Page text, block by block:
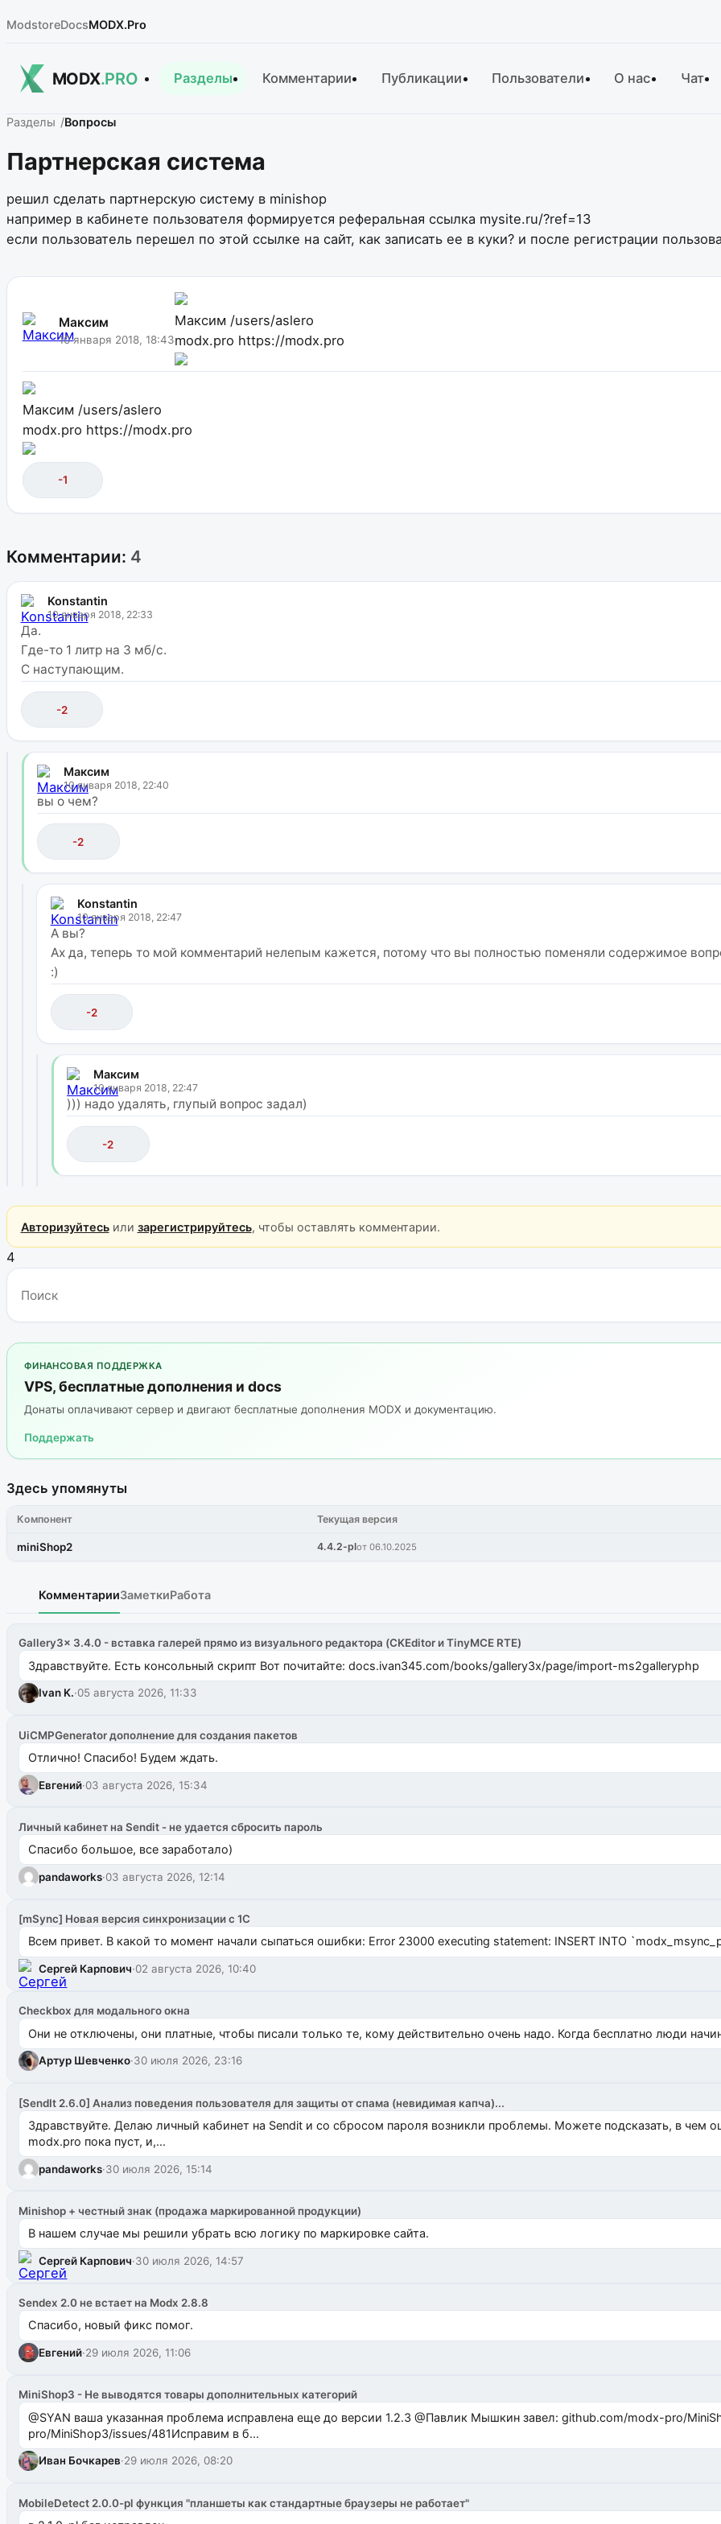
ModstoreDocsMODX.Pro
MODX.PRO Разделы Комментарии Публикации Пользователи О нас Чат
Разделы Вопросы
Партнерская система
решил сделать партнерскую систему в minishop
например в кабинете пользователя формируется реферальная ссылка mysite.ru/?ref=13
если пользователь перешел по этой ссылке на сайт, как записать ее в куки? и после регистрации
Максим
10 января 2018, 18:43
Максим /users/aslero
modx.pro https://modx.pro
Максим /users/aslero
modx.pro https://modx.pro
-1
Комментарии: 4
Konstantin
10 января 2018, 22:33
Да.
Где-то 1 литр на 3 мб/с.
С наступающим.
-2
Максим
10 января 2018, 22:40
вы о чем?
-2
Konstantin
10 января 2018, 22:47
А вы?
Ах да, теперь то мой комментарий нелепым кажется, потому что вы полностью поменяли содержимое
:)
-2
Максим
10 января 2018, 22:47
))) надо удалять, глупый вопрос задал)
-2
Авторизуйтесьили зарегистрируйтесь, чтобы оставлять комментарии.
4
ФИНАНСОВАЯ ПОДДЕРЖКА
VPS, бесплатные дополнения и docs
Донаты оплачивают сервер и двигают бесплатные дополнения MODX и документацию.
Поддержать
Здесь упомянуты
Компонент Текущая версия
miniShop2 4.4.2-plот 06.10.2025
КомментарииЗаметкиРабота
Gallery3x 3.4.0 - вставка галерей прямо из визуального редактора (CKEditor и TinyMCE RTE)
Здравствуйте. Есть консольный скрипт Вот почитайте: docs.ivan345.com/books/gallery3x/page/import-ms2galleryphp
Ivan K.·05 августа 2026, 11:33
UiCMPGenerator дополнение для создания пакетов
Отлично! Спасибо! Будем ждать.
Евгений·03 августа 2026, 15:34
Личный кабинет на Sendit - не удается сбросить пароль
Спасибо большое, все заработало)
pandaworks·03 августа 2026, 12:14
[mSync] Новая версия синхронизации с 1С
Всем привет. В какой то момент начали сыпаться ошибки: Error 23000 executing statement: INSERT INTO
Сергей Карпович·02 августа 2026, 10:40
Checkbox для модального окна
Они не отключены, они платные, чтобы писали только те, кому действительно очень надо. Когда бесплатно люди
Артур Шевченко·30 июля 2026, 23:16
[SendIt 2.6.0] Анализ поведения пользователя для защиты от спама (невидимая капча)...
Здравствуйте. Делаю личный кабинет на Sendit и со сбросом пароля возникли проблемы. Можете подсказать, в чем
modx.pro пока пуст, и,...
pandaworks·30 июля 2026, 15:14
Minishop + честный знак (продажа маркированной продукции)
В нашем случае мы решили убрать всю логику по маркировке сайта.
Сергей Карпович·30 июля 2026, 14:57
Sendex 2.0 не встает на Modx 2.8.8
Спасибо, новый фикс помог.
Евгений·29 июля 2026, 11:06
MiniShop3 - Не выводятся товары дополнительных категорий
@SYAN ваша указанная проблема исправлена еще до версии 1.2.3 @Павлик Мышкин завел: github.com/modx-pro/MiniShop3/issues/480 github.com/modx-
pro/MiniShop3/issues/481Исправим в б...
Иван Бочкарев·29 июля 2026, 08:20
MobileDetect 2.0.0-pl функция "планшеты как стандартные браузеры не работает"